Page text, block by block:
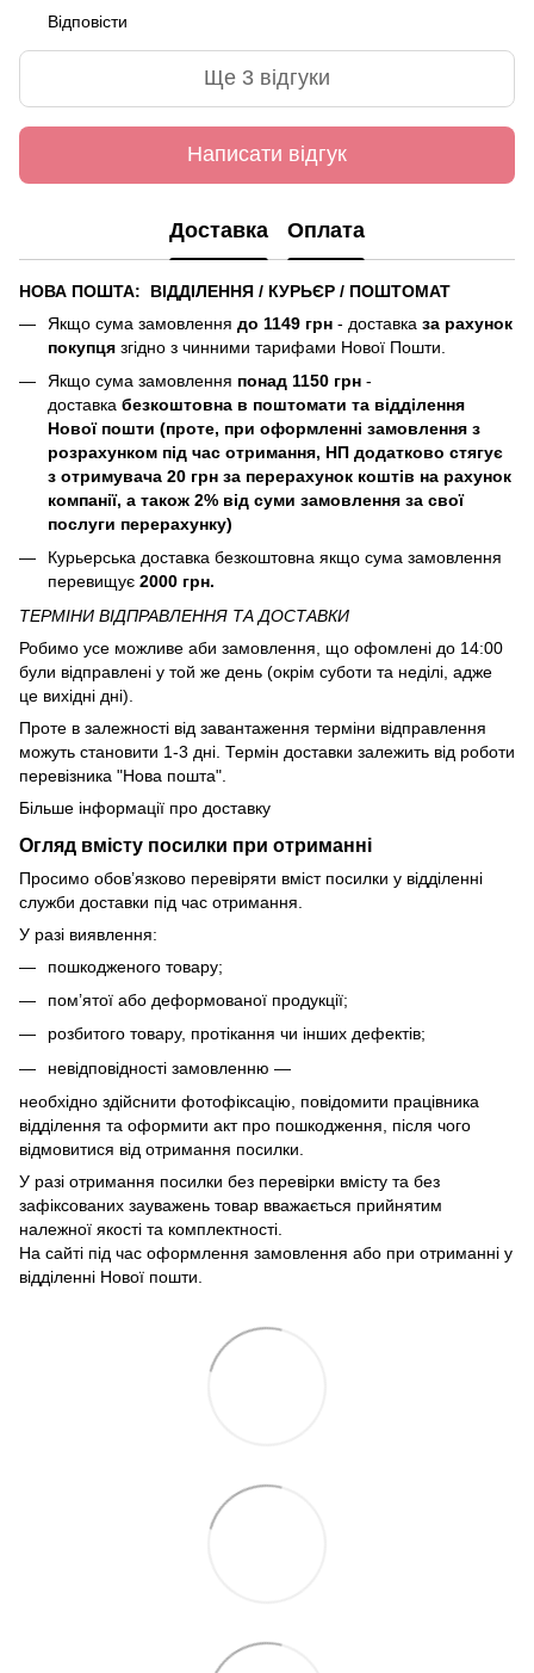
Відповісти
Ще 3 відгуки
Написати відгук
Доставка Оплата
НОВА ПОШТА: ВІДДІЛЕННЯ / КУРЬЄР / ПОШТОМАТ
Якщо сума замовлення до 1149 грн - доставка за рахунок
покупця згідно з чинними тарифами Нової Пошти.
Якщо сума замовлення понад 1150 грн -
доставка безкоштовна в поштомати та відділення
Нової пошти (проте, при оформленні замовлення з
розрахунком під час отримання, НП додатково стягує
з отримувача 20 грн за перерахунок коштів на рахунок
компанії, а також 2% від суми замовлення за свої
послуги перерахунку)
Курьерська доставка безкоштовна якщо сума замовлення
перевищує 2000 грн.
ТЕРМІНИ ВІДПРАВЛЕННЯ ТА ДОСТАВКИ
Робимо усе можливе аби замовлення, що офомлені до 14:00
були відправлені у той же день (окрім суботи та неділі, адже
це вихідні дні).
Проте в залежності від завантаження терміни відправлення
можуть становити 1-3 дні. Термін доставки залежить від роботи
перевізника "Нова пошта".
Більше інформації про доставку
Огляд вмісту посилки при отриманні
Просимо обов’язково перевіряти вміст посилки у відділенні
служби доставки під час отримання.
У разі виявлення:
пошкодженого товару;
пом’ятої або деформованої продукції;
розбитого товару, протікання чи інших дефектів;
невідповідності замовленню —
необхідно здійснити фотофіксацію, повідомити працівника
відділення та оформити акт про пошкодження, після чого
відмовитися від отримання посилки.
У разі отримання посилки без перевірки вмісту та без
зафіксованих зауважень товар вважається прийнятим
належної якості та комплектності.
На сайті під час оформлення замовлення або при отриманні у
відділенні Нової пошти.